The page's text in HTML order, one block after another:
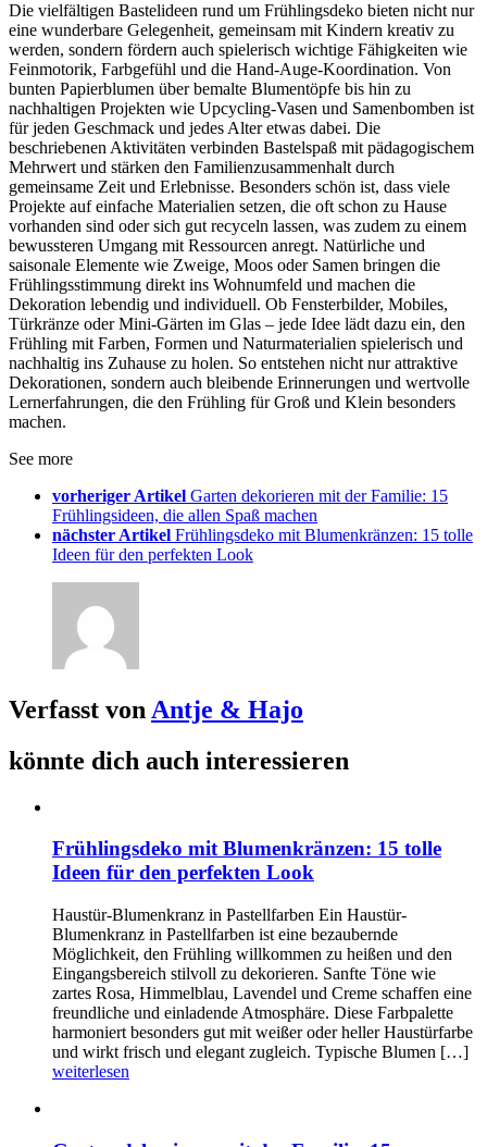
Die vielfältigen Bastelideen rund um Frühlingsdeko bieten nicht nur
eine wunderbare Gelegenheit, gemeinsam mit Kindern kreativ zu
werden, sondern fördern auch spielerisch wichtige Fähigkeiten wie
Feinmotorik, Farbgefühl und die Hand-Auge-Koordination. Von
bunten Papierblumen über bemalte Blumentöpfe bis hin zu
nachhaltigen Projekten wie Upcycling-Vasen und Samenbomben ist
für jeden Geschmack und jedes Alter etwas dabei. Die
beschriebenen Aktivitäten verbinden Bastelspaß mit pädagogischem
Mehrwert und stärken den Familienzusammenhalt durch
gemeinsame Zeit und Erlebnisse. Besonders schön ist, dass viele
Projekte auf einfache Materialien setzen, die oft schon zu Hause
vorhanden sind oder sich gut recyceln lassen, was zudem zu einem
bewussteren Umgang mit Ressourcen anregt. Natürliche und
saisonale Elemente wie Zweige, Moos oder Samen bringen die
Frühlingsstimmung direkt ins Wohnumfeld und machen die
Dekoration lebendig und individuell. Ob Fensterbilder, Mobiles,
Türkränze oder Mini-Gärten im Glas – jede Idee lädt dazu ein, den
Frühling mit Farben, Formen und Naturmaterialien spielerisch und
nachhaltig ins Zuhause zu holen. So entstehen nicht nur attraktive
Dekorationen, sondern auch bleibende Erinnerungen und wertvolle
Lernerfahrungen, die den Frühling für Groß und Klein besonders
machen.
See more
vorheriger Artikel Garten dekorieren mit der Familie: 15
Frühlingsideen, die allen Spaß machen
nächster Artikel Frühlingsdeko mit Blumenkränzen: 15 tolle
Ideen für den perfekten Look
Verfasst von Antje & Hajo
könnte dich auch interessieren
Frühlingsdeko mit Blumenkränzen: 15 tolle
Ideen für den perfekten Look
Haustür-Blumenkranz in Pastellfarben Ein Haustür-
Blumenkranz in Pastellfarben ist eine bezaubernde
Möglichkeit, den Frühling willkommen zu heißen und den
Eingangsbereich stilvoll zu dekorieren. Sanfte Töne wie
zartes Rosa, Himmelblau, Lavendel und Creme schaffen eine
freundliche und einladende Atmosphäre. Diese Farbpalette
harmoniert besonders gut mit weißer oder heller Haustürfarbe
und wirkt frisch und elegant zugleich. Typische Blumen […]
weiterlesen